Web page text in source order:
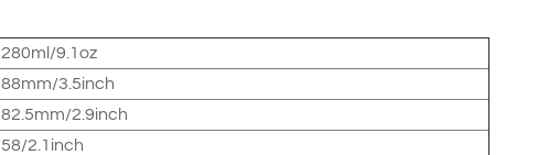
280ml/9.1oz
88mm/3.5inch
82.5mm/2.9inch
58/2.1inch